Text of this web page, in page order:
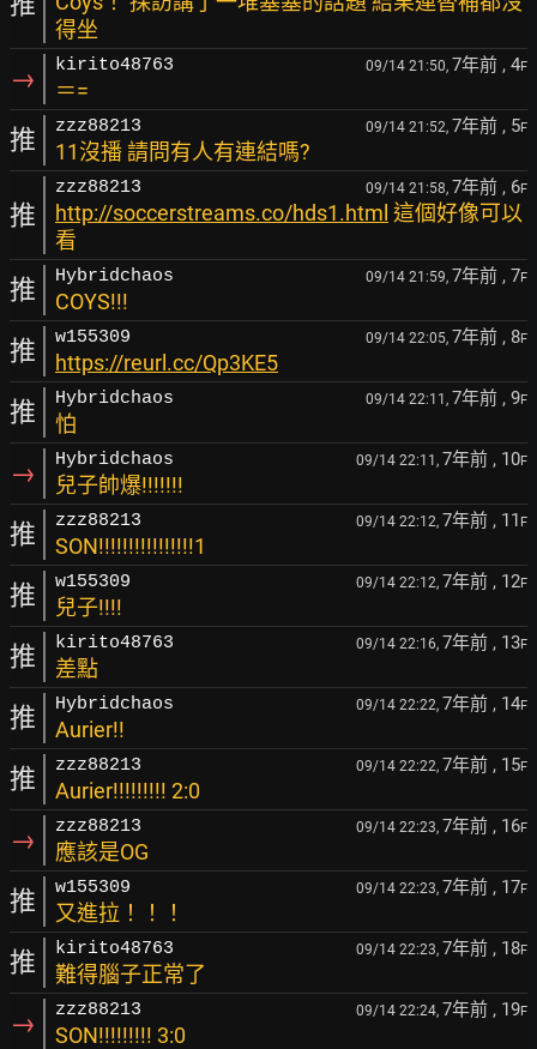
得坐
→ kirito48763 09/14 21:50, 7年前 , 4F
＝=
推 zzz88213 09/14 21:52, 7年前 , 5F
11沒播 請問有人有連結嗎?
推
zzz88213 09/14 21:58, 7年前 , 6F
http://soccerstreams.co/hds1.html 這個好像可以
看
推 Hybridchaos 09/14 21:59, 7年前 , 7F
COYS!!!
推 w155309 09/14 22:05, 7年前 , 8F
https://reurl.cc/Qp3KE5
推 Hybridchaos 09/14 22:11, 7年前 , 9F
怕
→ Hybridchaos 09/14 22:11, 7年前 , 10F
兒子帥爆!!!!!!!
推 zzz88213 09/14 22:12, 7年前 , 11 F
SON!!!!!!!!!!!!!!!!1
推 w155309 09/14 22:12, 7年前 , 12F
兒子!!!!
推 kirito48763 09/14 22:16, 7年前 , 13F
差點
推 Hybridchaos 09/14 22:22, 7年前 , 14F
Aurier!!
推 zzz88213 09/14 22:22, 7年前 , 15F
Aurier!!!!!!!!! 2:0
→ zzz88213 09/14 22:23, 7年前 , 16F
應該是OG
推 w155309 09/14 22:23, 7年前 , 17F
又進拉！！！
推 kirito48763 09/14 22:23, 7年前 , 18F
難得腦子正常了
→ zzz88213 09/14 22:24, 7年前 , 19F
SON!!!!!!!!! 3:0